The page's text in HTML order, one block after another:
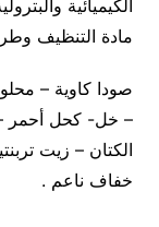
الكيميائية
مادة التنظيف
صودا كاوية –
– خل- كحل أحمر –
الكتان – زيت
خفاف ناعم .